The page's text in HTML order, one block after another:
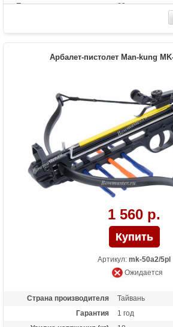
Прицельная дальность, м
20
12,7 дюймов
Размах плечей (см)
42
Назначение
Развлечение
Особенности
рукоять,
хвост;
Арбалет-пистолет Man-kung
1 560 р.
Артикул: mk-50a2/5pl
Ожидается
Страна производителя
Тайвань
Гарантия
1 год